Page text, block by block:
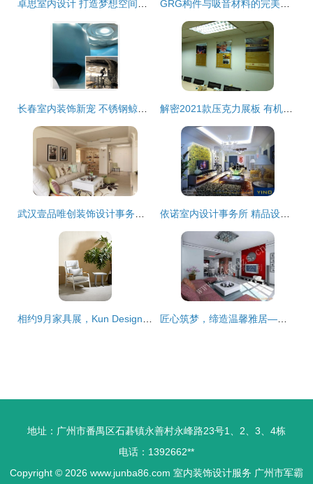
地址：广州市番禺区石碁镇永善村永峰路23号1、2、3、4栋
电话：1392662**
Copyright © 2026 www.junba86.com 室内装饰设计服务 广州市军霸